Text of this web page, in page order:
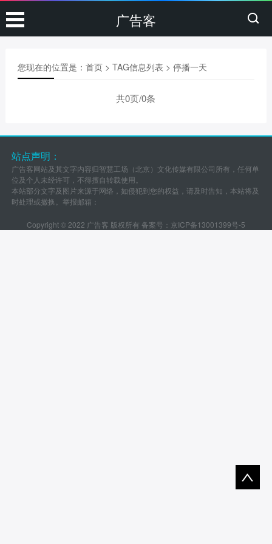
广告客
您现在的位置是： 首页> TAG信息列表 > 停播一天
共0页/0条
站点声明：
广告客网站及其文字内容归智慧工场（北京）文化传媒有限公司所有，任何单
位及个人未经许可，不得擅自转载使用。
本站部分文字及图片来源于网络，如侵犯到您的权益，请及时告知，本站将及
时处理或撤换。举报邮箱：
Copyright © 2022 广告客 版权所有 备案号： 京ICP备13001399号-5